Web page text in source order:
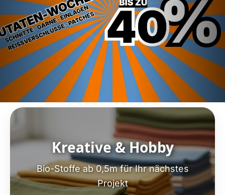
Kreative & Hobby
Bio-Stoffe ab 0,5m für Ihr nächstes
Projekt